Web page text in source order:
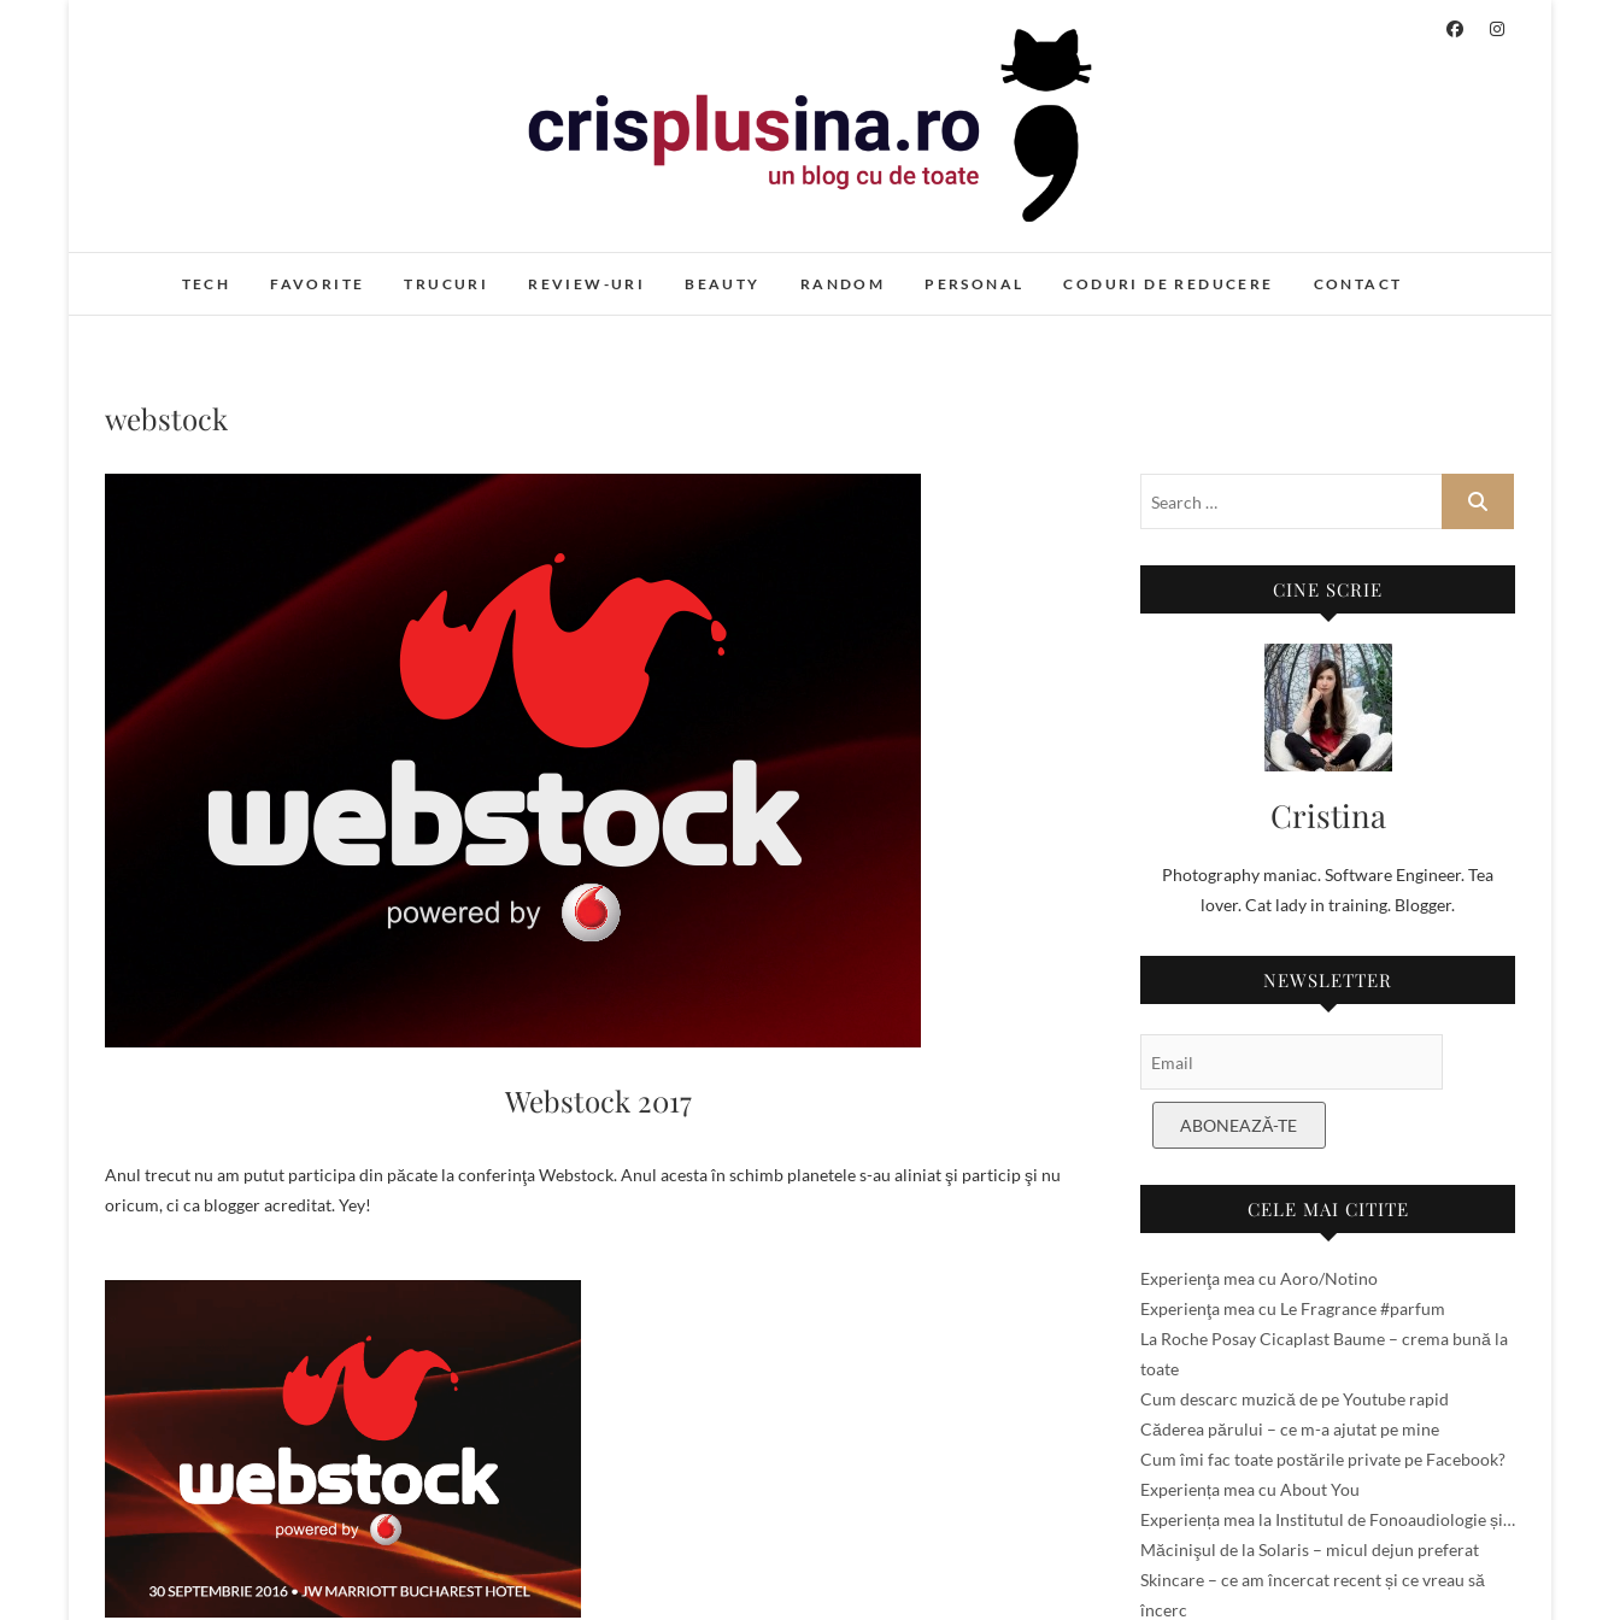
Cris+ina
TECH FAVORITE TRUCURI REVIEW-URI BEAUTY RANDOM PERSONAL CODURI DE REDUCERE CONTACT
webstock
Webstock 2017
Anul trecut nu am putut participa din păcate la conferinţa Webstock. Anul acesta în schimb planetele s-au aliniat şi particip şi nu
oricum, ci ca blogger acreditat. Yey!
CINE SCRIE
Cristina
Photography maniac. Software Engineer. Tea
lover. Cat lady in training. Blogger.
NEWSLETTER
ABONEAZĂ-TE
CELE MAI CITITE
Experienţa mea cu Aoro/Notino
Experienţa mea cu Le Fragrance #parfum
La Roche Posay Cicaplast Baume – crema bună la
toate
Cum descarc muzică de pe Youtube rapid
Căderea părului – ce m-a ajutat pe mine
Cum îmi fac toate postările private pe Facebook?
Experiența mea cu About You
Experiența mea la Institutul de Fonoaudiologie și…
Măcinişul de la Solaris – micul dejun preferat
Skincare – ce am încercat recent și ce vreau să
încerc